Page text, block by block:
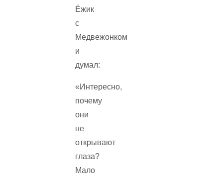
Ёжик
с
Медвежонком
и
думал:
«Интересно,
почему
они
не
открывают
глаза?
Мало